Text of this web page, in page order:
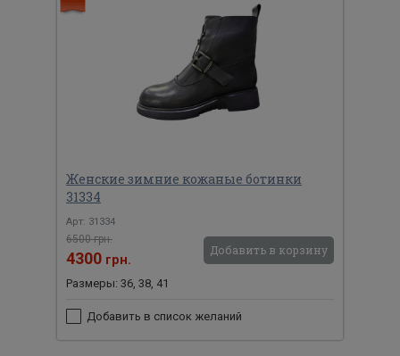
Женские зимние кожаные ботинки
31334
Арт: 31334
6500 грн.
4300 грн.
Добавить в корзину
Размеры: 36, 38, 41
Добавить в список желаний